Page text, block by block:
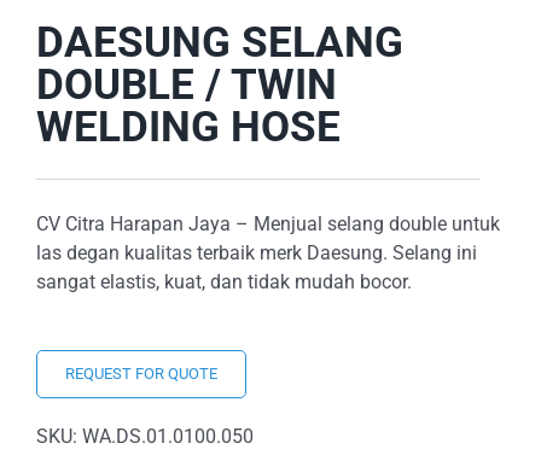
DAESUNG SELANG
DOUBLE / TWIN
WELDING HOSE
CV Citra Harapan Jaya – Menjual selang double untuk
las degan kualitas terbaik merk Daesung. Selang ini
sangat elastis, kuat, dan tidak mudah bocor.
REQUEST FOR QUOTE
SKU: WA.DS.01.0100.050